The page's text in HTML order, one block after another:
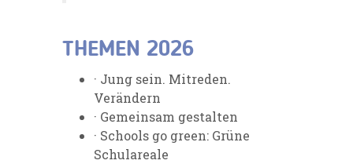
THEMEN 2026
· Jung sein. Mitreden.
Verändern
· Gemeinsam gestalten
· Schools go green: Grüne
Schulareale